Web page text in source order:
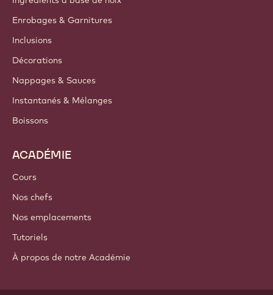
Enrobages & Garnitures
Inclusions
Décorations
Nappages & Sauces
Instantanés & Mélanges
Boissons
ACADÉMIE
Cours
Nos chefs
Nos emplacements
Tutoriels
À propos de notre Académie